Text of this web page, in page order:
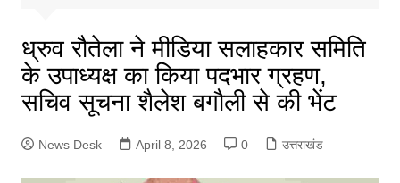
ध्रुव रौतेला ने मीडिया सलाहकार समिति
के उपाध्यक्ष का किया पदभार ग्रहण,
सचिव सूचना शैलेश बगौली से की भेंट
News Desk April 8, 2026 0 उत्तराखंड